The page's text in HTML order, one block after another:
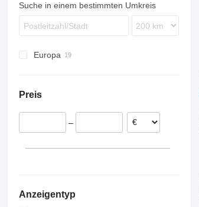
X-Way
Suche in einem bestimmten Umkreis
Europa
Niederlande
Litauen
Preis
–
Anzeigentyp